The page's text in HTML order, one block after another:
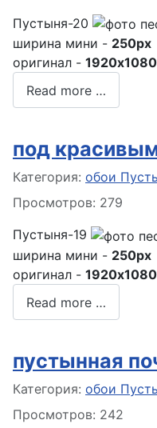
Пустыня-20
ширина мини - 250px
оригинал - 1920x1080
Read more …
под
Информация о
Категория: обои
Просмотров: 279
Пустыня-19
ширина мини - 250px
оригинал - 1920x1080
Read more …
пустынная
Информация о
Категория: обои
Просмотров: 242